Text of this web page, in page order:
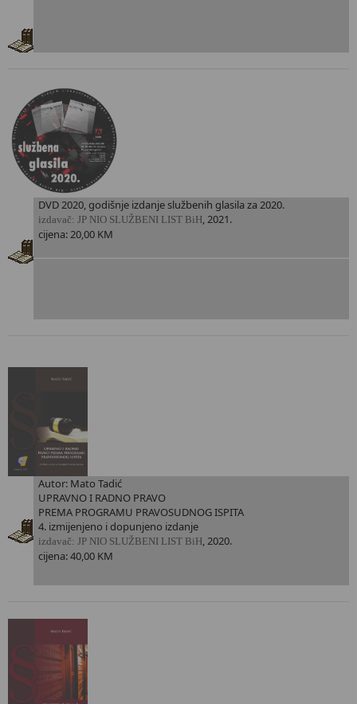
DVD 2020, godišnje izdanje službenih glasila za 2020.
izdavač: JP NIO SLUŽBENI LIST BiH, 2021.
cijena: 20,00 KM
Autor: Mato Tadić
UPRAVNO I RADNO PRAVO
PREMA PROGRAMU PRAVOSUDNOG ISPITA
4. izmijenjeno i dopunjeno izdanje
izdavač: JP NIO SLUŽBENI LIST BiH, 2020.
cijena: 40,00 KM